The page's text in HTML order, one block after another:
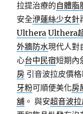
拉提治療的自體脂
安全洢蓮絲少女針
Ulthera Ulthera
外牆防水現代人對
心台中民宿短期內
房 引音波拉皮價
牙粉可順便美化房
舖 。 與安超音波拉